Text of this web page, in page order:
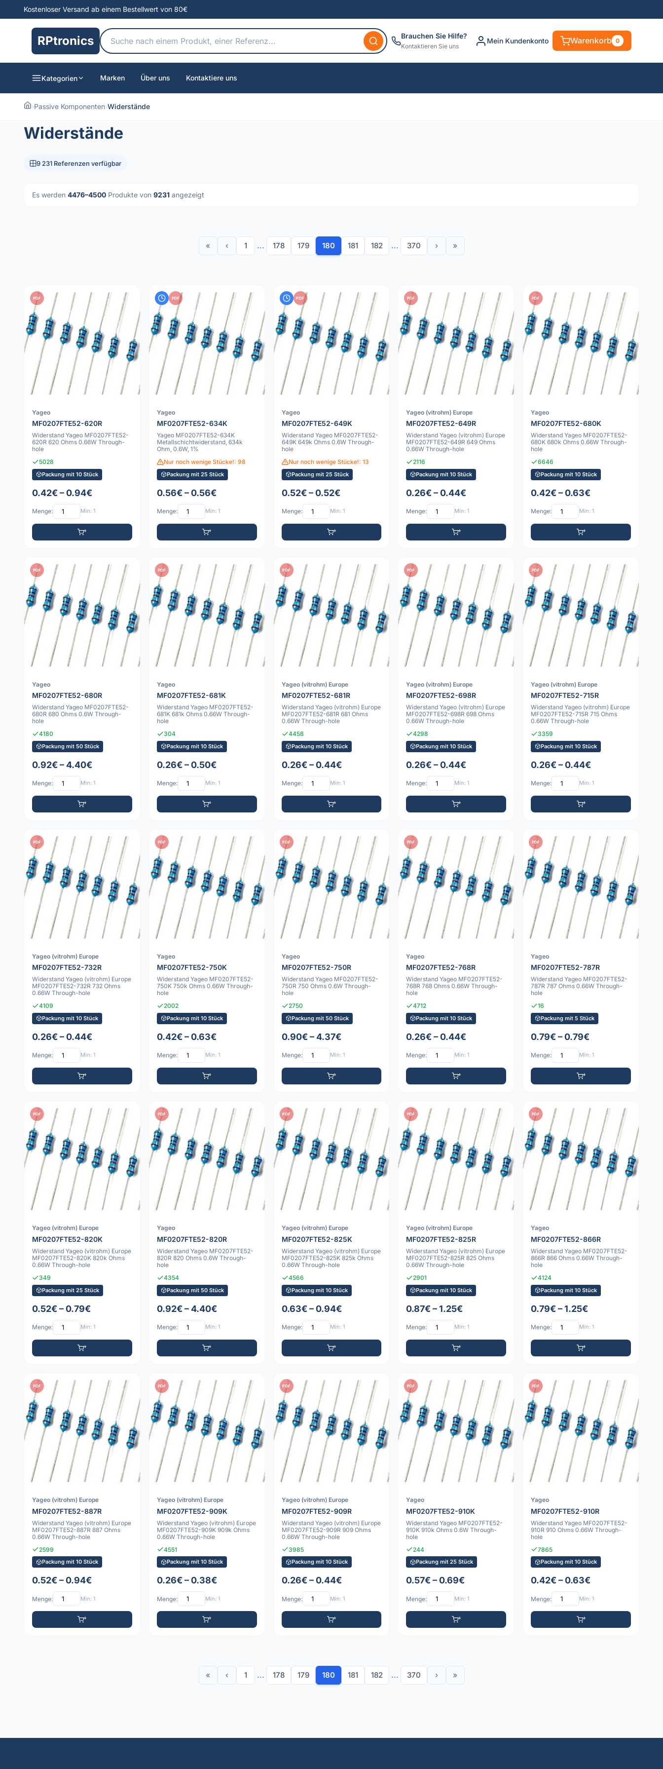
Kostenloser Versand ab einem Bestellwert von 80€
RPtronics Brauchen Sie Hilfe?
Kontaktieren Sie uns
Mein Kundenkonto Warenkorb 0
Kategorien Marken Über uns Kontaktiere uns
›Passive Komponenten›Widerstände
Widerstände
9 231 Referenzen verfügbar
Es werden 4476–4500 Produkte von 9231 angezeigt
« ‹ 1 ... 178 179 180 181 182 ... 370 › »
PDF
Yageo
MF0207FTE52-620R
Widerstand Yageo MF0207FTE52-
620R 620 Ohms 0.66W Through-
hole
5028
Packung mit 10 Stück
0.42€ – 0.94€
Menge: Min: 1
PDF
Yageo
MF0207FTE52-634K
Yageo MF0207FTE52-634K
Metallschichtwiderstand, 634k
Ohm, 0.6W, 1%
Nur noch wenige Stücke!: 98
Packung mit 25 Stück
0.56€ – 0.56€
Menge: Min: 1
PDF
Yageo
MF0207FTE52-649K
Widerstand Yageo MF0207FTE52-
649K 649k Ohms 0.6W Through-
hole
Nur noch wenige Stücke!: 13
Packung mit 25 Stück
0.52€ – 0.52€
Menge: Min: 1
PDF
Yageo (vitrohm) Europe
MF0207FTE52-649R
Widerstand Yageo (vitrohm) Europe
MF0207FTE52-649R 649 Ohms
0.66W Through-hole
2116
Packung mit 10 Stück
0.26€ – 0.44€
Menge: Min: 1
PDF
Yageo
MF0207FTE52-680K
Widerstand Yageo MF0207FTE52-
680K 680k Ohms 0.66W Through-
hole
6646
Packung mit 10 Stück
0.42€ – 0.63€
Menge: Min: 1
PDF
Yageo
MF0207FTE52-680R
Widerstand Yageo MF0207FTE52-
680R 680 Ohms 0.6W Through-
hole
4180
Packung mit 50 Stück
0.92€ – 4.40€
Menge: Min: 1
PDF
Yageo
MF0207FTE52-681K
Widerstand Yageo MF0207FTE52-
681K 681k Ohms 0.66W Through-
hole
304
Packung mit 10 Stück
0.26€ – 0.50€
Menge: Min: 1
PDF
Yageo (vitrohm) Europe
MF0207FTE52-681R
Widerstand Yageo (vitrohm) Europe
MF0207FTE52-681R 681 Ohms
0.66W Through-hole
4458
Packung mit 10 Stück
0.26€ – 0.44€
Menge: Min: 1
PDF
Yageo (vitrohm) Europe
MF0207FTE52-698R
Widerstand Yageo (vitrohm) Europe
MF0207FTE52-698R 698 Ohms
0.66W Through-hole
4298
Packung mit 10 Stück
0.26€ – 0.44€
Menge: Min: 1
PDF
Yageo (vitrohm) Europe
MF0207FTE52-715R
Widerstand Yageo (vitrohm) Europe
MF0207FTE52-715R 715 Ohms
0.66W Through-hole
3359
Packung mit 10 Stück
0.26€ – 0.44€
Menge: Min: 1
PDF
Yageo (vitrohm) Europe
MF0207FTE52-732R
Widerstand Yageo (vitrohm) Europe
MF0207FTE52-732R 732 Ohms
0.66W Through-hole
4109
Packung mit 10 Stück
0.26€ – 0.44€
Menge: Min: 1
PDF
Yageo
MF0207FTE52-750K
Widerstand Yageo MF0207FTE52-
750K 750k Ohms 0.66W Through-
hole
2002
Packung mit 10 Stück
0.42€ – 0.63€
Menge: Min: 1
PDF
Yageo
MF0207FTE52-750R
Widerstand Yageo MF0207FTE52-
750R 750 Ohms 0.6W Through-
hole
2750
Packung mit 50 Stück
0.90€ – 4.37€
Menge: Min: 1
PDF
Yageo
MF0207FTE52-768R
Widerstand Yageo MF0207FTE52-
768R 768 Ohms 0.66W Through-
hole
4712
Packung mit 10 Stück
0.26€ – 0.44€
Menge: Min: 1
PDF
Yageo
MF0207FTE52-787R
Widerstand Yageo MF0207FTE52-
787R 787 Ohms 0.66W Through-
hole
16
Packung mit 5 Stück
0.79€ – 0.79€
Menge: Min: 1
PDF
Yageo (vitrohm) Europe
MF0207FTE52-820K
Widerstand Yageo (vitrohm) Europe
MF0207FTE52-820K 820k Ohms
0.66W Through-hole
349
Packung mit 25 Stück
0.52€ – 0.79€
Menge: Min: 1
PDF
Yageo
MF0207FTE52-820R
Widerstand Yageo MF0207FTE52-
820R 820 Ohms 0.6W Through-
hole
4354
Packung mit 50 Stück
0.92€ – 4.40€
Menge: Min: 1
PDF
Yageo (vitrohm) Europe
MF0207FTE52-825K
Widerstand Yageo (vitrohm) Europe
MF0207FTE52-825K 825k Ohms
0.66W Through-hole
4566
Packung mit 10 Stück
0.63€ – 0.94€
Menge: Min: 1
PDF
Yageo (vitrohm) Europe
MF0207FTE52-825R
Widerstand Yageo (vitrohm) Europe
MF0207FTE52-825R 825 Ohms
0.66W Through-hole
2901
Packung mit 10 Stück
0.87€ – 1.25€
Menge: Min: 1
PDF
Yageo
MF0207FTE52-866R
Widerstand Yageo MF0207FTE52-
866R 866 Ohms 0.66W Through-
hole
4124
Packung mit 10 Stück
0.79€ – 1.25€
Menge: Min: 1
PDF
Yageo (vitrohm) Europe
MF0207FTE52-887R
Widerstand Yageo (vitrohm) Europe
MF0207FTE52-887R 887 Ohms
0.66W Through-hole
2599
Packung mit 10 Stück
0.52€ – 0.94€
Menge: Min: 1
PDF
Yageo (vitrohm) Europe
MF0207FTE52-909K
Widerstand Yageo (vitrohm) Europe
MF0207FTE52-909K 909k Ohms
0.66W Through-hole
4551
Packung mit 10 Stück
0.26€ – 0.38€
Menge: Min: 1
PDF
Yageo (vitrohm) Europe
MF0207FTE52-909R
Widerstand Yageo (vitrohm) Europe
MF0207FTE52-909R 909 Ohms
0.66W Through-hole
3985
Packung mit 10 Stück
0.26€ – 0.44€
Menge: Min: 1
PDF
Yageo
MF0207FTE52-910K
Widerstand Yageo MF0207FTE52-
910K 910k Ohms 0.6W Through-
hole
244
Packung mit 25 Stück
0.57€ – 0.69€
Menge: Min: 1
PDF
Yageo
MF0207FTE52-910R
Widerstand Yageo MF0207FTE52-
910R 910 Ohms 0.66W Through-
hole
7865
Packung mit 10 Stück
0.42€ – 0.63€
Menge: Min: 1
« ‹ 1 ... 178 179 180 181 182 ... 370 › »